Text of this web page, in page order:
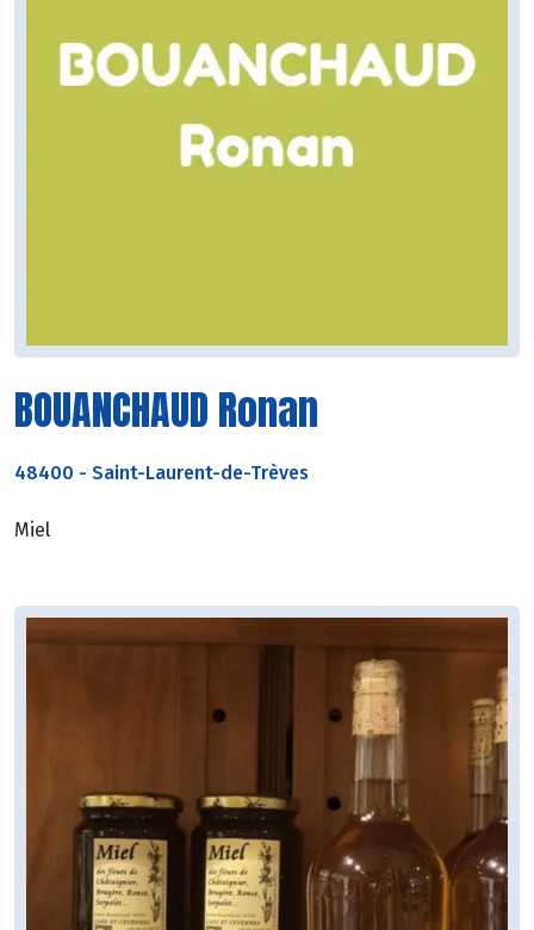
BOUANCHAUD Ronan
48400 - Saint-Laurent-de-Trèves
Miel